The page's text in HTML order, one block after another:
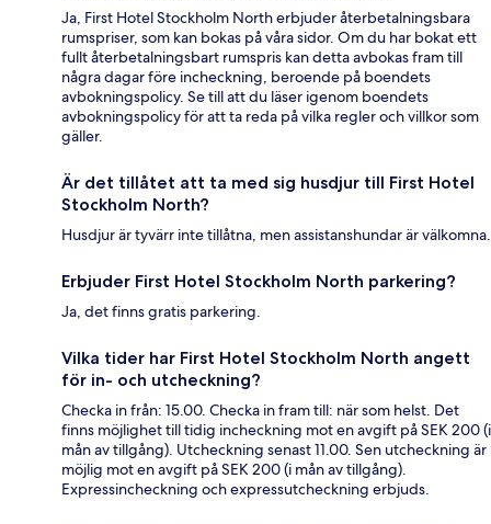
Ja, First Hotel Stockholm North erbjuder återbetalningsbara
rumspriser, som kan bokas på våra sidor. Om du har bokat ett
fullt återbetalningsbart rumspris kan detta avbokas fram till
några dagar före incheckning, beroende på boendets
avbokningspolicy. Se till att du läser igenom boendets
avbokningspolicy för att ta reda på vilka regler och villkor som
gäller.
Är det tillåtet att ta med sig husdjur till First Hotel
Stockholm North?
Husdjur är tyvärr inte tillåtna, men assistanshundar är välkomna.
Erbjuder First Hotel Stockholm North parkering?
Ja, det finns gratis parkering.
Vilka tider har First Hotel Stockholm North angett
för in- och utcheckning?
Checka in från: 15.00. Checka in fram till: när som helst. Det
finns möjlighet till tidig incheckning mot en avgift på SEK 200 (i
mån av tillgång). Utcheckning senast 11.00. Sen utcheckning är
möjlig mot en avgift på SEK 200 (i mån av tillgång).
Expressincheckning och expressutcheckning erbjuds.